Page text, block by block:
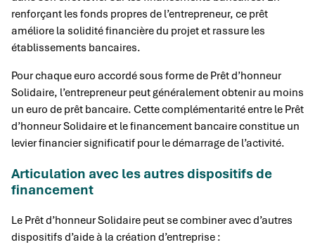
renforçant les fonds propres de l’entrepreneur, ce prêt
améliore la solidité financière du projet et rassure les
établissements bancaires.
Pour chaque euro accordé sous forme de Prêt d’honneur
Solidaire, l’entrepreneur peut généralement obtenir au moins
un euro de prêt bancaire. Cette complémentarité entre le Prêt
d’honneur Solidaire et le financement bancaire constitue un
levier financier significatif pour le démarrage de l’activité.
Articulation avec les autres dispositifs de
financement
Le Prêt d’honneur Solidaire peut se combiner avec d’autres
dispositifs d’aide à la création d’entreprise :